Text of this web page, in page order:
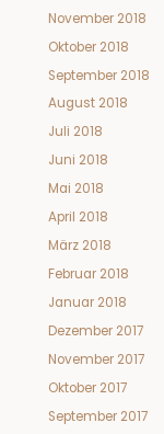
November 2018
Oktober 2018
September 2018
August 2018
Juli 2018
Juni 2018
Mai 2018
April 2018
März 2018
Februar 2018
Januar 2018
Dezember 2017
November 2017
Oktober 2017
September 2017